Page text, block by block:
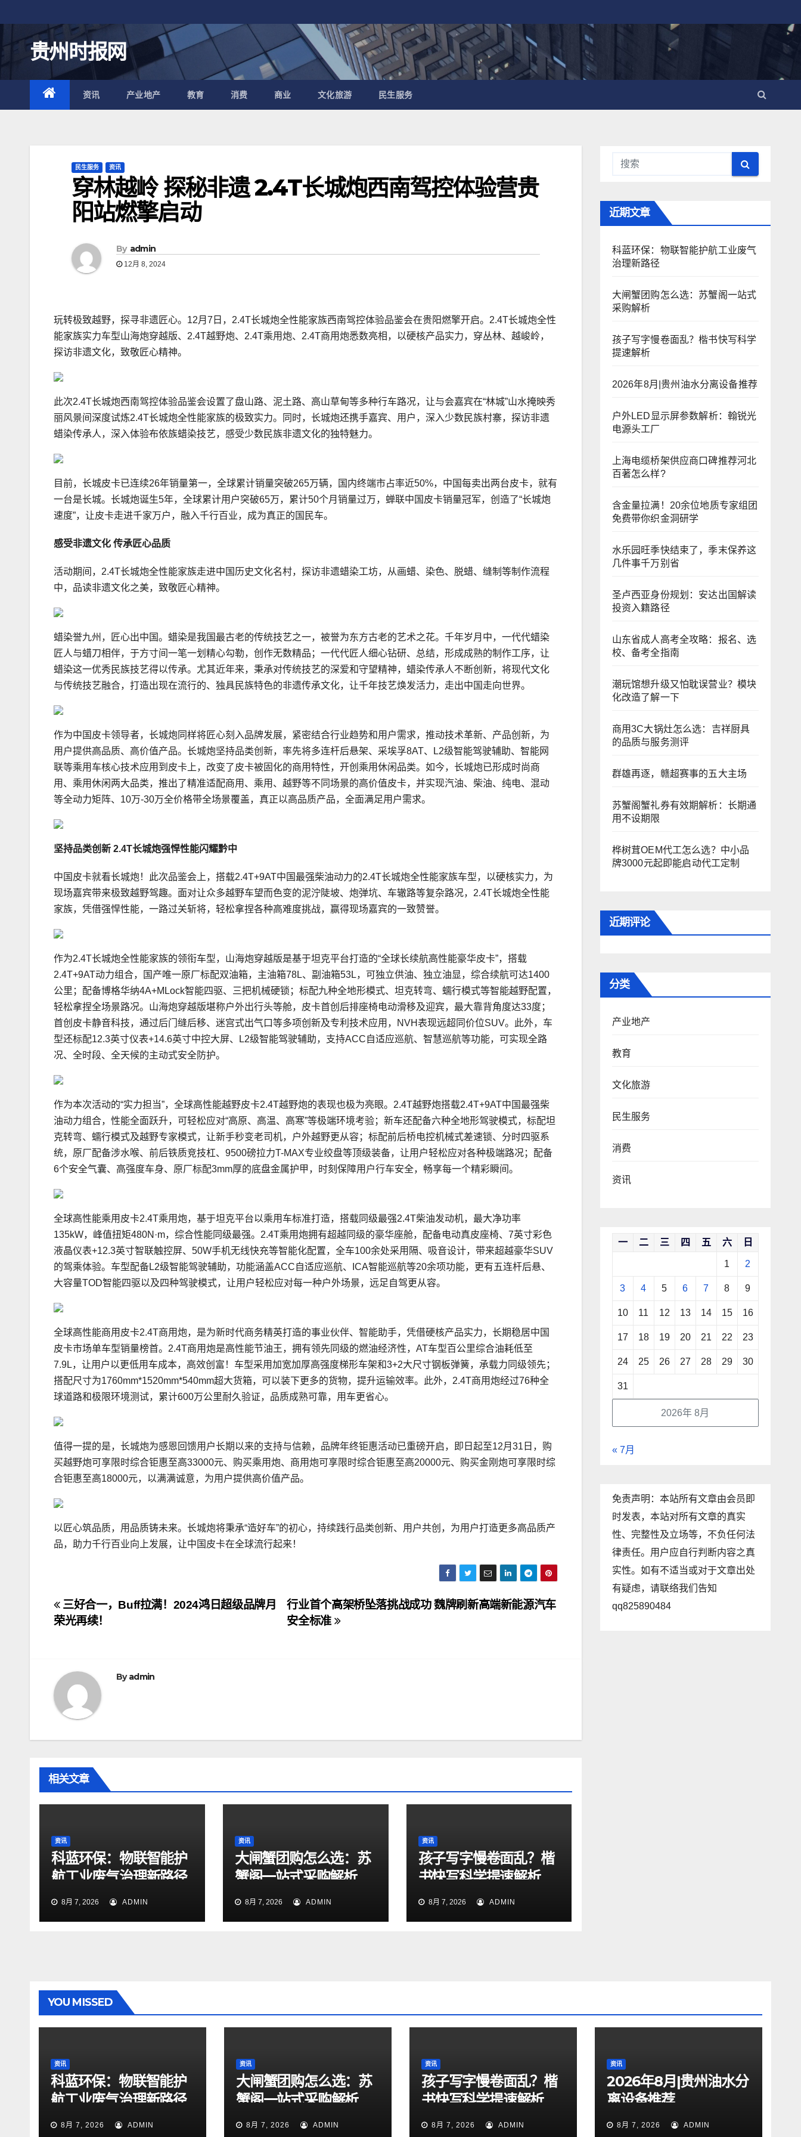
至
内
容
贵州时报网
资讯 产业地产 教育 消费 商业 文化旅游 民生服务
民生服务 资讯
穿林越岭 探秘非遗 2.4T长城炮西南驾控体验营贵
阳站燃擎启动
By admin
12月 8, 2024
玩转极致越野，探寻非遗匠心。12月7日，2.4T长城炮全性能家族西南驾控体验品鉴会在贵阳燃擎开启。2.4T长城炮全性
能家族实力车型山海炮穿越版、2.4T越野炮、2.4T乘用炮、2.4T商用炮悉数亮相，以硬核产品实力，穿丛林、越峻岭，
探访非遗文化，致敬匠心精神。
此次2.4T长城炮西南驾控体验品鉴会设置了盘山路、泥土路、高山草甸等多种行车路况，让与会嘉宾在“林城”山水掩映秀
丽风景间深度试炼2.4T长城炮全性能家族的极致实力。同时，长城炮还携手嘉宾、用户，深入少数民族村寨，探访非遗
蜡染传承人，深入体验布依族蜡染技艺，感受少数民族非遗文化的独特魅力。
目前，长城皮卡已连续26年销量第一，全球累计销量突破265万辆，国内终端市占率近50%，中国每卖出两台皮卡，就有
一台是长城。长城炮诞生5年，全球累计用户突破65万，累计50个月销量过万，蝉联中国皮卡销量冠军，创造了“长城炮
速度”，让皮卡走进千家万户，融入千行百业，成为真正的国民车。
感受非遗文化 传承匠心品质
活动期间，2.4T长城炮全性能家族走进中国历史文化名村，探访非遗蜡染工坊，从画蜡、染色、脱蜡、缝制等制作流程
中，品读非遗文化之美，致敬匠心精神。
蜡染誉九州，匠心出中国。蜡染是我国最古老的传统技艺之一，被誉为东方古老的艺术之花。千年岁月中，一代代蜡染
匠人与蜡刀相伴，于方寸间一笔一划精心勾勒，创作无数精品；一代代匠人细心钻研、总结，形成成熟的制作工序，让
蜡染这一优秀民族技艺得以传承。尤其近年来，秉承对传统技艺的深爱和守望精神，蜡染传承人不断创新，将现代文化
与传统技艺融合，打造出现在流行的、独具民族特色的非遗传承文化，让千年技艺焕发活力，走出中国走向世界。
作为中国皮卡领导者，长城炮同样将匠心刻入品牌发展，紧密结合行业趋势和用户需求，推动技术革新、产品创新，为
用户提供高品质、高价值产品。长城炮坚持品类创新，率先将多连杆后悬架、采埃孚8AT、L2级智能驾驶辅助、智能网
联等乘用车核心技术应用到皮卡上，改变了皮卡被固化的商用特性，开创乘用休闲品类。如今，长城炮已形成时尚商
用、乘用休闲两大品类，推出了精准适配商用、乘用、越野等不同场景的高价值皮卡，并实现汽油、柴油、纯电、混动
等全动力矩阵、10万-30万全价格带全场景覆盖，真正以高品质产品，全面满足用户需求。
坚持品类创新 2.4T长城炮强悍性能闪耀黔中
中国皮卡就看长城炮！此次品鉴会上，搭载2.4T+9AT中国最强柴油动力的2.4T长城炮全性能家族车型，以硬核实力，为
现场嘉宾带来极致越野驾趣。面对让众多越野车望而色变的泥泞陡坡、炮弹坑、车辙路等复杂路况，2.4T长城炮全性能
家族，凭借强悍性能，一路过关斩将，轻松拿捏各种高难度挑战，赢得现场嘉宾的一致赞誉。
作为2.4T长城炮全性能家族的领衔车型，山海炮穿越版是基于坦克平台打造的“全球长续航高性能豪华皮卡”，搭载
2.4T+9AT动力组合，国产唯一原厂标配双油箱，主油箱78L、副油箱53L，可独立供油、独立油显，综合续航可达1400
公里；配备博格华纳4A+MLock智能四驱、三把机械硬锁；标配九种全地形模式、坦克转弯、蠕行模式等智能越野配置，
轻松拿捏全场景路况。山海炮穿越版堪称户外出行头等舱，皮卡首创后排座椅电动滑移及迎宾，最大靠背角度达33度；
首创皮卡静音科技，通过后门缝后移、迷宫式出气口等多项创新及专利技术应用，NVH表现远超同价位SUV。此外，车
型还标配12.3英寸仪表+14.6英寸中控大屏、L2级智能驾驶辅助，支持ACC自适应巡航、智慧巡航等功能，可实现全路
况、全时段、全天候的主动式安全防护。
作为本次活动的“实力担当”，全球高性能越野皮卡2.4T越野炮的表现也极为亮眼。2.4T越野炮搭载2.4T+9AT中国最强柴
油动力组合，性能全面跃升，可轻松应对“高原、高温、高寒”等极端环境考验；新车还配备六种全地形驾驶模式，标配坦
克转弯、蠕行模式及越野专家模式，让新手秒变老司机，户外越野更从容；标配前后桥电控机械式差速锁、分时四驱系
统，原厂配备涉水喉、前后铁质竞技杠、9500磅拉力T-MAX专业绞盘等顶级装备，让用户轻松应对各种极端路况；配备
6个安全气囊、高强度车身、原厂标配3mm厚的底盘金属护甲，时刻保障用户行车安全，畅享每一个精彩瞬间。
全球高性能乘用皮卡2.4T乘用炮，基于坦克平台以乘用车标准打造，搭载同级最强2.4T柴油发动机，最大净功率
135kW，峰值扭矩480N·m，综合性能同级最强。2.4T乘用炮拥有超越同级的豪华座舱，配备电动真皮座椅、7英寸彩色
液晶仪表+12.3英寸智联触控屏、50W手机无线快充等智能化配置，全车100余处采用隔、吸音设计，带来超越豪华SUV
的驾乘体验。车型配备L2级智能驾驶辅助，功能涵盖ACC自适应巡航、ICA智能巡航等20余项功能，更有五连杆后悬、
大容量TOD智能四驱以及四种驾驶模式，让用户轻松应对每一种户外场景，远足自驾更从容。
全球高性能商用皮卡2.4T商用炮，是为新时代商务精英打造的事业伙伴、智能助手，凭借硬核产品实力，长期稳居中国
皮卡市场单车型销量榜首。2.4T商用炮是高性能节油王，拥有领先同级的燃油经济性，AT车型百公里综合油耗低至
7.9L，让用户以更低用车成本，高效创富！车型采用加宽加厚高强度梯形车架和3+2大尺寸钢板弹簧，承载力同级领先；
搭配尺寸为1760mm*1520mm*540mm超大货箱，可以装下更多的货物，提升运输效率。此外，2.4T商用炮经过76种全
球道路和极限环境测试，累计600万公里耐久验证，品质成熟可靠，用车更省心。
值得一提的是，长城炮为感恩回馈用户长期以来的支持与信赖，品牌年终钜惠活动已重磅开启，即日起至12月31日，购
买越野炮可享限时综合钜惠至高33000元、购买乘用炮、商用炮可享限时综合钜惠至高20000元、购买金刚炮可享限时综
合钜惠至高18000元，以满满诚意，为用户提供高价值产品。
以匠心筑品质，用品质铸未来。长城炮将秉承“造好车”的初心，持续践行品类创新、用户共创，为用户打造更多高品质产
品，助力千行百业向上发展，让中国皮卡在全球流行起来！
文
章
航
行业首个高架桥坠落挑战成功 魏牌刷新高端新能源汽车
安全标准
​三好合一，Buff拉满！2024鸿日超级品牌月
荣光再续！
Byadmin
相关文章
资讯
科蓝环保：物联智能护
航工业废气治理新路径
8月 7, 2026 ADMIN
资讯
大闸蟹团购怎么选：苏
蟹阁一站式采购解析
8月 7, 2026 ADMIN
资讯
孩子写字慢卷面乱？楷
书快写科学提速解析
8月 7, 2026 ADMIN
近期文章
科蓝环保：物联智能护航工业废气
治理新路径
大闸蟹团购怎么选：苏蟹阁一站式
采购解析
孩子写字慢卷面乱？楷书快写科学
提速解析
2026年8月|贵州油水分离设备推荐
户外LED显示屏参数解析：翰锐光
电源头工厂
上海电缆桥架供应商口碑推荐河北
百著怎么样?
含金量拉满！20余位地质专家组团
免费带你织金洞研学
水乐园旺季快结束了，季末保养这
几件事千万别省
圣卢西亚身份规划：安达出国解读
投资入籍路径
山东省成人高考全攻略：报名、选
校、备考全指南
潮玩馆想升级又怕耽误营业？模块
化改造了解一下
商用3C大锅灶怎么选：吉祥厨具
的品质与服务测评
群雄再逐，赣超赛事的五大主场
苏蟹阁蟹礼券有效期解析：长期通
用不设期限
桦树茸OEM代工怎么选？中小品
牌3000元起即能启动代工定制
近期评论
分类
产业地产
教育
文化旅游
民生服务
消费
资讯
2026年 8月
一 二 三 四 五 六 日
1 2
3 4 5 6 7 8 9
10 11 12 13 14 15 16
17 18 19 20 21 22 23
24 25 26 27 28 29 30
31
« 7月
免责声明：本站所有文章由会员即
时发表，本站对所有文章的真实
性、完整性及立场等，不负任何法
律责任。用户应自行判断内容之真
实性。如有不适当或对于文章出处
有疑虑，请联络我们告知
qq825890484
YOU MISSED
资讯
科蓝环保：物联智能护
航工业废气治理新路径
8月 7, 2026 ADMIN
资讯
大闸蟹团购怎么选：苏
蟹阁一站式采购解析
8月 7, 2026 ADMIN
资讯
孩子写字慢卷面乱？楷
书快写科学提速解析
8月 7, 2026 ADMIN
资讯
2026年8月|贵州油水分
离设备推荐
8月 7, 2026 ADMIN